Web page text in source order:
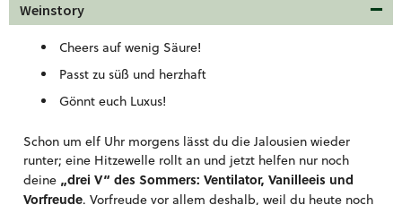
Weitere Informationen!
Weinstory
Cheers auf wenig Säure!
Passt zu süß und herzhaft
Gönnt euch Luxus!
Schon um elf Uhr morgens lässt du die Jalousien wieder
runter; eine Hitzewelle rollt an und jetzt helfen nur noch
deine „drei V“ des Sommers: Ventilator, Vanilleeis und
Vorfreude. Vorfreude vor allem deshalb, weil du heute noch